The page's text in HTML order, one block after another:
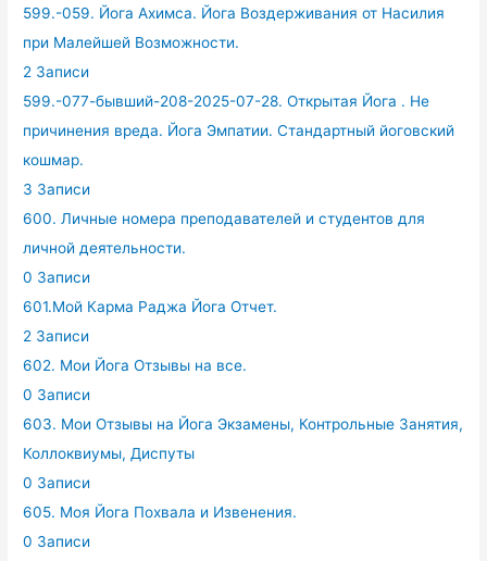
599.-059. Йога Ахимса. Йога Воздерживания от Насилия
при Малейшей Возможности.
2 Записи
599.-077-бывший-208-2025-07-28. Открытая Йога . Не
причинения вреда. Йога Эмпатии. Стандартный йоговский
кошмар.
3 Записи
600. Личные номера преподавателей и студентов для
личной деятельности.
0 Записи
601.Мой Карма Раджа Йога Отчет.
2 Записи
602. Мои Йога Отзывы на все.
0 Записи
603. Мои Отзывы на Йога Экзамены, Контрольные Занятия,
Коллоквиумы, Диспуты
0 Записи
605. Моя Йога Похвала и Извенения.
0 Записи